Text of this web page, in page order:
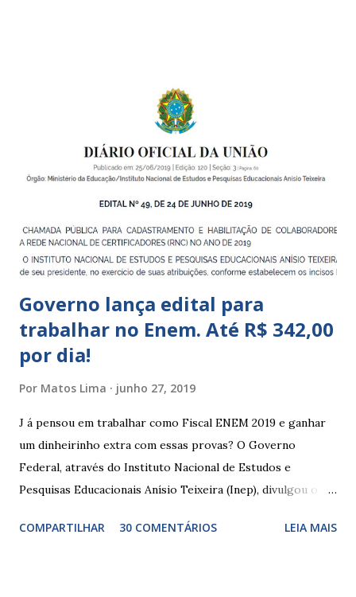
crianças de zero a 3 anos e 11 meses; – EMEIs - Escolas
Municipais de Educação Infantil, que atendem crianças de 4
a 5 anos e 11 meses; – CEMEI - Centro Municipal de
Educação Infantil, que recebe crianças de zero a 5 anos e 11
Indígena, e trabalham com cri...
Governo lança edital para
trabalhar no Enem. Até R$ 342,00
por dia!
Por Matos Lima junho 27, 2019
J á pensou em trabalhar como Fiscal ENEM 2019 e ganhar
um dinheirinho extra com essas provas? O Governo
Federal, através do Instituto Nacional de Estudos e
Pesquisas Educacionais Anísio Teixeira (Inep), divulgou o
Enem 2019. O Exame Nacional do Ensino Médio ou ENEM é
COMPARTILHAR 30 COMENTÁRIOS LEIA MAIS